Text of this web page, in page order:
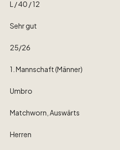
L ​/​40 ​/​12
Sehrgut
25​/​26
1. Mannschaft(Männer)
Umbro
Matchworn, Auswärts
Herren